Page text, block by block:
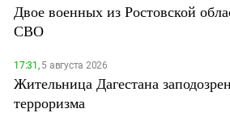
Двое военных из Ростовской
СВО
17:31,5 августа 2026
Жительница Дагестана
терроризма